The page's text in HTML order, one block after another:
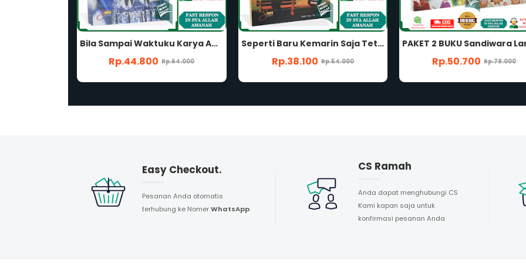
Seperti Baru Kemarin Saja Tetralogy Memorial Seorang Santri Karya Abu Umar Basyier Penerbit Shafa Publika
Rp.38.100 Rp.54.000
PAKET 2 BUKU Sandiwara Langit dan Meniti di Atas Kabut ORIGINAL Kisah Nyata Penggugah Iman Karya Abu Umar Basyier Penebit Shafa Publika
Rp.50.700 Rp.78.000 Rp.22.100 Rp.34.000
Easy Checkout.
Pesanan Anda otomatis
terhubung ke NomerWhatsApp.
CS Ramah
Anda dapat menghubungi CS
Kami kapan saja untuk
konfirmasi pesanan Anda